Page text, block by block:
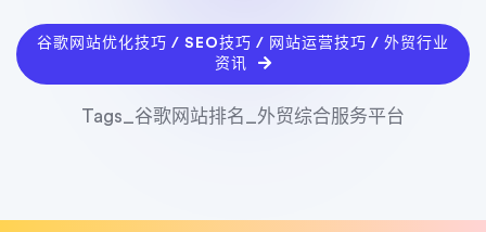
谷歌网站优化技巧 / SEO技巧 / 网站运营技巧 / 外贸行业
资讯
Tags_谷歌网站排名_外贸综合服务平台